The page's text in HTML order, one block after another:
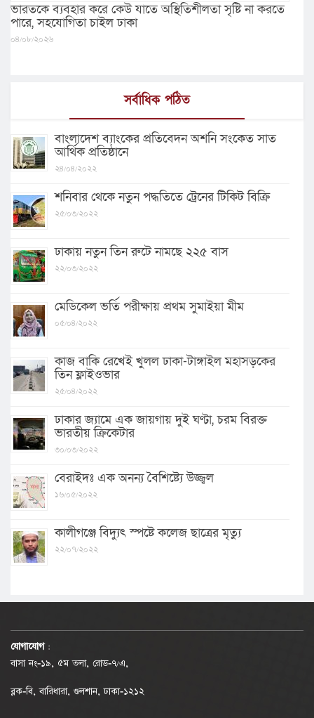
ভারতকে ব্যবহার করে কেউ যাতে অস্থিতিশীলতা সৃষ্টি না করতে
পারে, সহযোগিতা চাইল ঢাকা
০৪/০৮/২০২৬
সর্বাধিক পঠিত
বাংলাদেশ ব্যাংকের প্রতিবেদন অশনি সংকেত সাত
আর্থিক প্রতিষ্ঠানে
২৪/০৪/২০২২
শনিবার থেকে নতুন পদ্ধতিতে ট্রেনের টিকিট বিক্রি
২৫/০৩/২০২২
ঢাকায় নতুন তিন রুটে নামছে ২২৫ বাস
২২/০৩/২০২২
মেডিকেল ভর্তি পরীক্ষায় প্রথম সুমাইয়া মীম
০৫/০৪/২০২২
কাজ বাকি রেখেই খুলল ঢাকা-টাঙ্গাইল মহাসড়কের
তিন ফ্লাইওভার
২৫/০৪/২০২২
ঢাকার জ্যামে এক জায়গায় দুই ঘণ্টা, চরম বিরক্ত
ভারতীয় ক্রিকেটার
৩০/০৩/২০২২
বেরাইদঃ এক অনন্য বৈশিষ্ট্যে উজ্জ্বল
১৬/০৫/২০২২
কালীগঞ্জে বিদ্যুৎ স্পষ্টে কলেজ ছাত্রের মৃত্যু
২২/০৭/২০২২
যোগাযোগ :
বাসা নং-১৯, ৫ম তলা, রোড-৭/এ,
ব্লক-বি, বারিধারা, গুলশান, ঢাকা-১২১২